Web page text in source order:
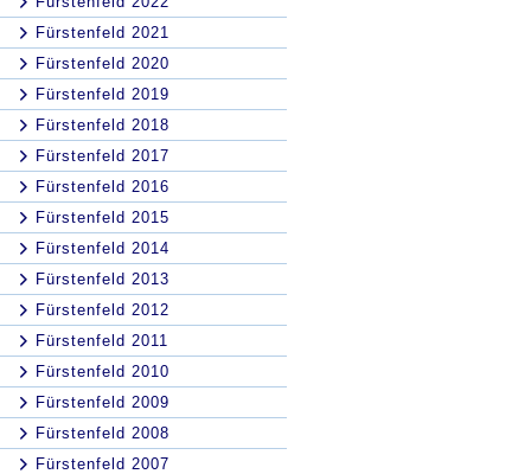
Fürstenfeld 2021
Fürstenfeld 2020
Fürstenfeld 2019
Fürstenfeld 2018
Fürstenfeld 2017
Fürstenfeld 2016
Fürstenfeld 2015
Fürstenfeld 2014
Fürstenfeld 2013
Fürstenfeld 2012
Fürstenfeld 2011
Fürstenfeld 2010
Fürstenfeld 2009
Fürstenfeld 2008
Fürstenfeld 2007